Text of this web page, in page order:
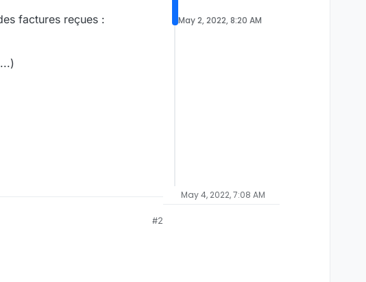
factures reçues :
#2
May 2, 2022, 8:20 AM
May 4, 2022, 7:08 AM